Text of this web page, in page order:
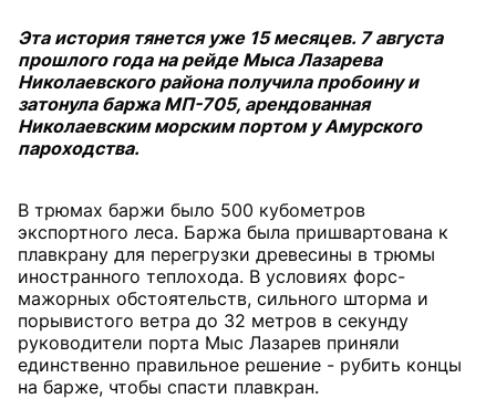
Эта история тянется уже 15 месяцев. 7 августа
прошлого года на рейде Мыса Лазарева
Николаевского района получила пробоину и
затонула баржа МП-705, арендованная
Николаевским морским портом у Амурского
пароходства.
В трюмах баржи было 500 кубометров
экспортного леса. Баржа была пришвартована к
плавкрану для перегрузки древесины в трюмы
иностранного теплохода. В условиях форс-
мажорных обстоятельств, сильного шторма и
порывистого ветра до 32 метров в секунду
руководители порта Мыс Лазарев приняли
единственно правильное решение - рубить концы
на барже, чтобы спасти плавкран.